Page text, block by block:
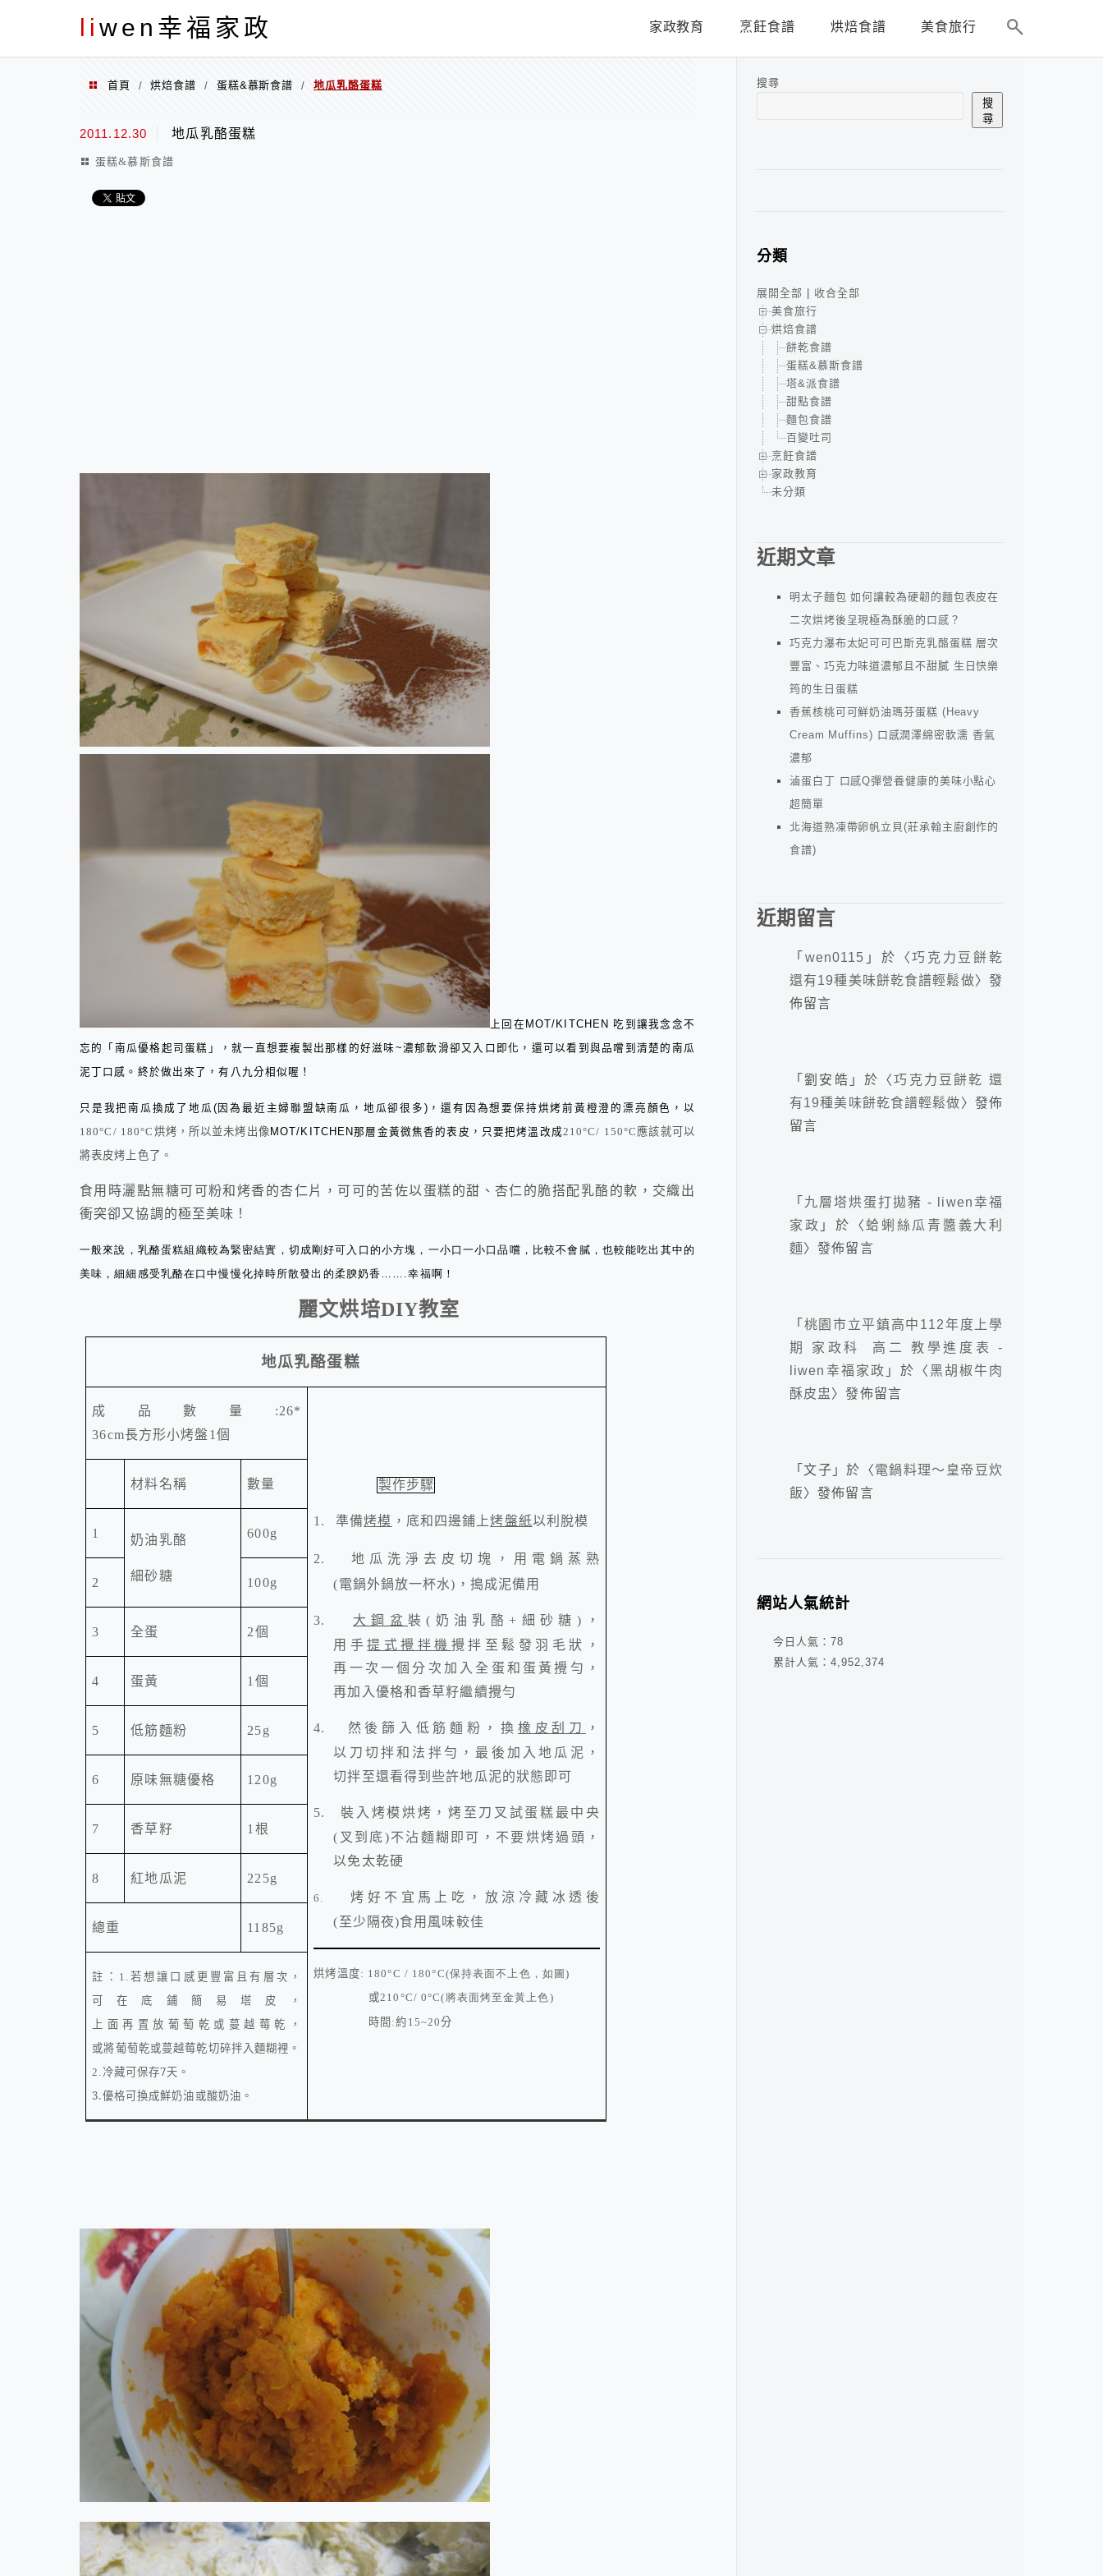
li wen幸福家政
menu
家政教育 烹飪食譜 烘焙食譜 美食旅行
首頁 / 烘焙食譜 / 蛋糕&慕斯食譜 / 地瓜乳酪蛋糕
2011.12.30 地瓜乳酪蛋糕
蛋糕&慕斯食譜
上回在 MOT/KITCHEN 吃到讓我念念不
忘的「南瓜優格起司蛋糕」，就一直想要複製出那樣的好滋味 ~濃郁軟滑卻又入口即化，還可以看到與品嚐到清楚的南瓜
泥丁口感。終於做出來了，有八九分相似喔！
只是我把南瓜換成了地瓜 ( 因為最近主婦聯盟缺南瓜，地瓜卻很多 ) ，還有因為想要保持烘烤前黃橙澄的漂亮顏色，以
180°C / 180°C 烘烤，所以並未烤出像 MOT/KITCHEN那層金黃微焦香的表皮，只要把烤溫改成210°C/ 150°C 應該就可以
將表皮烤上色了。
食用時灑點無糖可可粉和烤香的杏仁片，可可的苦佐以蛋糕的甜、杏仁的脆搭配乳酪的軟，交織出
衝突卻又協調的極至美味！
一般來說，乳酪蛋糕組織較為緊密結實，切成剛好可入口的小方塊，一小口一小口品嚐，比較不會膩，也較能吃出其中的
美味，細細感受乳酪在口中慢慢化掉時所散發出的柔腴奶香…….幸福啊！
麗文烘培DIY教室
地瓜乳酪蛋糕
成品數量 :26*
36cm長方形小烤盤1 個
製作步驟
1. 準備烤模 ，底和四邊鋪上烤盤紙以利脫模
2.
地瓜洗淨去皮切塊，用電鍋蒸熟
(電鍋外鍋放一杯水) ，搗成泥備用
3. 大鋼盆裝( 奶油乳酪+ 細砂糖 ) ，
用手提式攪拌機 攪拌至鬆發羽毛狀，
再一次一個分次加入全蛋和蛋黃攪勻，
再加入優格和香草籽繼續攪勻
4. 然後篩入低筋麵粉，換 橡皮刮刀
，
以刀切拌和法拌勻，最後加入地瓜泥，
切拌至還看得到些許地瓜泥的狀態即可
5.
裝入烤模烘烤，烤至刀叉試蛋糕最中央
( 叉到底)不沾麵糊即可，不要烘烤過頭，
以免太乾硬
6.
烤好不宜馬上吃，放涼冷藏冰透後
( 至少隔夜)食用風味較佳
烘烤溫度: 180°C / 180°C(保持表面不上色，如圖)
或210 °C/ 0°C( 將表面烤至金黃上色)
時間 :約 15~20分
材料名稱 數量
1 奶油乳酪
細砂糖
600g
2 100g
3 全蛋 2個
4 蛋黃 1 個
5 低筋麵粉 25g
6 原味無糖優格 120g
7 香草籽 1 根
8 紅地瓜泥 225g
總重 1185g
註： 1. 若想讓口感更豐富且有層次，
可在底鋪簡易塔皮，
上面再置放葡萄乾或蔓越莓乾，
或將葡萄乾或蔓越莓乾切碎拌入麵糊裡。
2. 冷藏可保存7天。
3.優格可換成鮮奶油或酸奶油。
搜尋
搜
尋
分類
展開全部
收合全部
美食旅行
烘焙食譜
餅乾食譜
蛋糕&慕斯食譜
塔&派食譜
甜點食譜
麵包食譜
百變吐司
烹飪食譜
家政教育
未分類
近期文章
明太子麵包 如何讓較為硬韌的麵包表皮在
二次烘烤後呈現極為酥脆的口感？
巧克力瀑布太妃可可巴斯克乳酪蛋糕 層次
豐富、巧克力味道濃郁且不甜膩 生日快樂
筠的生日蛋糕
香蕉核桃可可鮮奶油瑪芬蛋糕 (Heavy
Cream Muffins) 口感潤澤綿密軟濡 香氣
濃郁
滷蛋白丁 口感Q彈營養健康的美味小點心
超簡單
北海道熟凍帶卵帆立貝(莊承翰主廚創作的
食譜)
近期留言
「 wen0115 」於〈巧克力豆餅乾
還有19種美味餅乾食譜輕鬆做〉發
佈留言
「劉安皓 」於〈巧克力豆餅乾 還
有19種美味餅乾食譜輕鬆做〉發佈
留言
「 九層塔烘蛋打拋豬 - liwen幸福
家政 」於〈 蛤蜊絲瓜青醬義大利
麵〉發佈留言
「 桃園市立平鎮高中112年度上學
期 家政科 高二 教學進度表 -
liwen幸福家政 」於〈 黑胡椒牛肉
酥皮盅 〉發佈留言
「文子 」於〈電鍋料理～皇帝豆炊
飯〉發佈留言
網站人氣統計
今日人氣： 78
累計人氣： 4,952,374